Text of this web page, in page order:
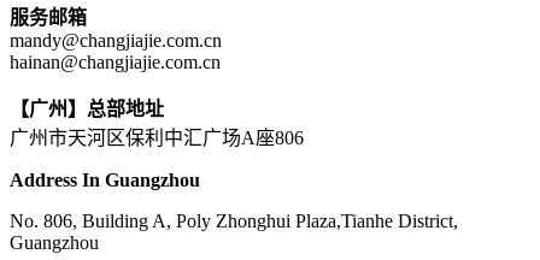
服务邮箱
mandy@changjiajie.com.cn
hainan@changjiajie.com.cn
【广州】总部地址
广州市天河区保利中汇广场A座806
Address In Guangzhou
No. 806, Building A, Poly Zhonghui Plaza,Tianhe District,
Guangzhou